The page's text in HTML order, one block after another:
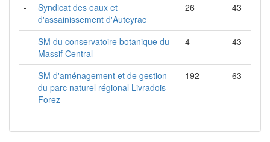
-
Syndicat des eaux et
d'assainissement d'Auteyrac
26 43
-
SM du conservatoire botanique du
Massif Central
4 43
-
SM d'aménagement et de gestion
du parc naturel régional Livradois-
Forez
192 63